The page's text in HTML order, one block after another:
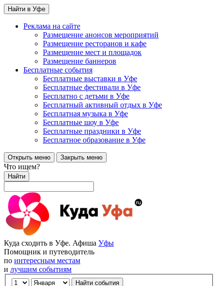
Найти в Уфе
Реклама на сайте
Размещение анонсов мероприятий
Размещение ресторанов и кафе
Размещение мест и площадок
Размещение баннеров
Бесплатные события
Бесплатные выставки в Уфе
Бесплатные фестивали в Уфе
Бесплатно с детьми в Уфе
Бесплатный активный отдых в Уфе
Бесплатная музыка в Уфе
Бесплатные шоу в Уфе
Бесплатные праздники в Уфе
Бесплатное образование в Уфе
Открыть меню Закрыть меню
Что ищем?
Найти
Куда сходить в Уфе. Афиша Уфы
Помощник и путеводитель
по интересным местам
и лучшим событиям